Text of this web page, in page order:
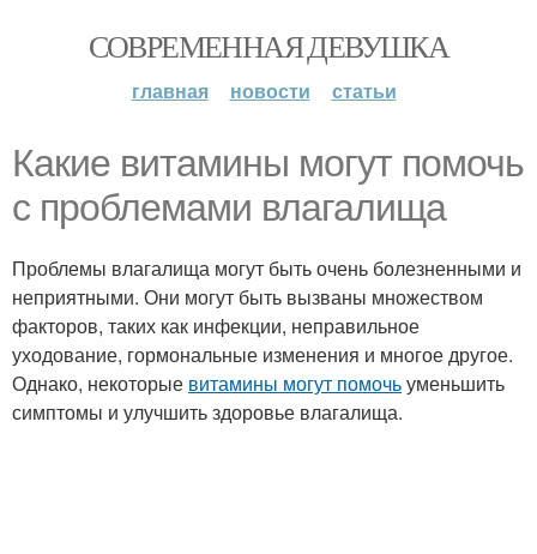
СОВРЕМЕННАЯ ДЕВУШКА
главная новости статьи
Какие витамины могут помочь
с проблемами влагалища
Проблемы влагалища могут быть очень болезненными и
неприятными. Они могут быть вызваны множеством
факторов, таких как инфекции, неправильное
уходование, гормональные изменения и многое другое.
Однако, некоторые витамины могут помочьуменьшить
симптомы и улучшить здоровье влагалища.